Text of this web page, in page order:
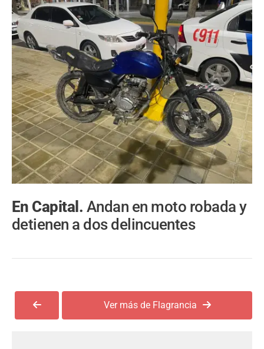
En Capital. Andan en moto robada y
detienen a dos delincuentes
Ver más de Flagrancia